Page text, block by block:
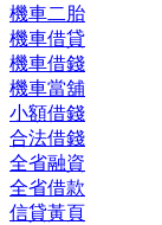
機車二胎
機車借貸
機車借錢
機車當舖
小額借錢
合法借錢
全省融資
全省借款
信貸黃頁